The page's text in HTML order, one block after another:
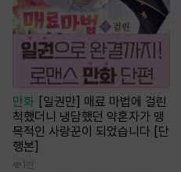
만화
[일권만] 매료 마법에 걸린
척했더니 냉담했던 약혼자가 맹
목적인 사랑꾼이 되었습니다 [단
행본]
1천